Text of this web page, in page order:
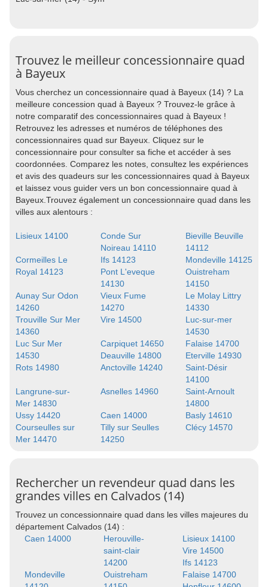
Trouvez le meilleur concessionnaire quad
à Bayeux
Vous cherchez un concessionnaire quad à Bayeux (14) ? La
meilleure concession quad à Bayeux ? Trouvez-le grâce à
notre comparatif des concessionnaires quad à Bayeux !
Retrouvez les adresses et numéros de téléphones des
concessionnaires quad sur Bayeux. Cliquez sur le
concessionnaire pour consulter sa fiche et accéder à ses
coordonnées. Comparez les notes, consultez les expériences
et avis des quadeurs sur les concessionnaires quad à Bayeux
et laissez vous guider vers un bon concessionnaire quad à
Bayeux.Trouvez également un concessionnaire quad dans les
villes aux alentours :
Lisieux 14100
Conde Sur
Noireau 14110
Bieville Beuville
14112
Cormeilles Le
Royal 14123
Ifs 14123
Mondeville 14125
Pont L'eveque
14130
Ouistreham
14150
Aunay Sur Odon
14260
Vieux Fume
14270
Le Molay Littry
14330
Trouville Sur Mer
14360
Vire 14500
Luc-sur-mer
14530
Luc Sur Mer
14530
Carpiquet 14650
Falaise 14700
Deauville 14800
Eterville 14930
Rots 14980
Anctoville 14240
Saint-Désir
14100
Langrune-sur-
Mer 14830
Asnelles 14960
Saint-Arnoult
14800
Ussy 14420
Caen 14000
Basly 14610
Courseulles sur
Mer 14470
Tilly sur Seulles
14250
Clécy 14570
Rechercher un revendeur quad dans les
grandes villes en Calvados (14)
Trouvez un concessionnaire quad dans les villes majeures du
département Calvados (14) :
Caen 14000
Herouville-
saint-clair
14200
Lisieux 14100
Vire 14500
Ifs 14123
Mondeville
Ouistreham
Falaise 14700